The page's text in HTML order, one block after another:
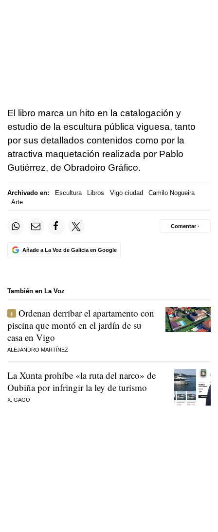
El libro marca un hito en la catalogación y
estudio de la escultura pública viguesa, tanto
por sus detallados contenidos como por la
atractiva maquetación realizada por Pablo
Gutiérrez, de Obradoiro Gráfico.
Archivado en: Escultura Libros Vigo ciudad
Camilo Nogueira
Arte
Añade a La Voz de Galicia en Google
Comentar ·
También en La Voz
Ordenan derribar el apartamento con
piscina que montó en el jardín de su
casa en Vigo
ALEJANDRO MARTÍNEZ
La Xunta prohíbe «la ruta del narco» de
Oubiña por infringir la ley de turismo
X. GAGO